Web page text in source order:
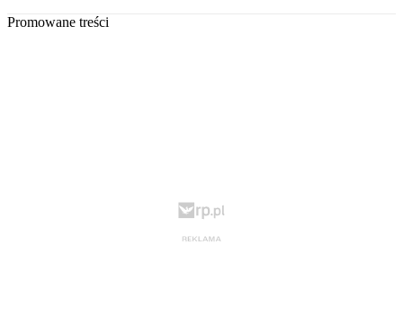
Promowane treści